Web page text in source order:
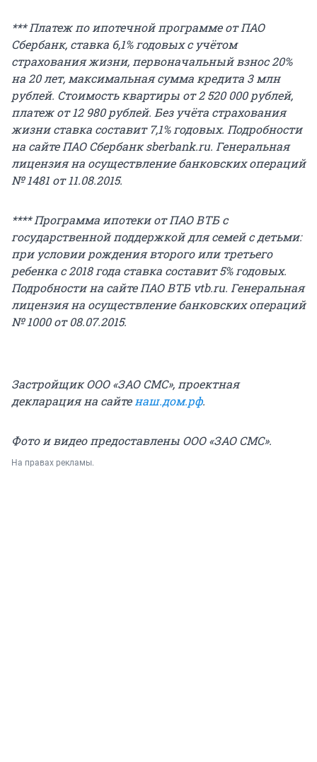
*** Платеж по ипотечной программе от ПАО
Сбербанк, ставка 6,1% годовых с учётом
страхования жизни, первоначальный взнос 20%
на 20 лет, максимальная сумма кредита 3 млн
рублей. Стоимость квартиры от 2 520 000 рублей,
платеж от 12 980 рублей. Без учёта страхования
жизни ставка составит 7,1% годовых. Подробности
на сайте ПАО Сбербанк sberbank.ru. Генеральная
лицензия на осуществление банковских операций
№ 1481 от 11.08.2015.
**** Программа ипотеки от ПАО ВТБ с
государственной поддержкой для семей с детьми:
при условии рождения второго или третьего
ребенка с 2018 года ставка составит 5% годовых.
Подробности на сайте ПАО ВТБ vtb.ru. Генеральная
лицензия на осуществление банковских операций
№ 1000 от 08.07.2015.
Застройщик ООО «ЗАО СМС», проектная
декларация на сайте наш.дом.рф.
Фото и видео предоставлены ООО «ЗАО СМС».
На правах рекламы.